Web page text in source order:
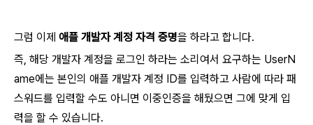
그럼 이제 애플 개발자 계정 자격 증명을 하라고 합니다.
즉, 해당 개발자 계정을 로그인 하라는 소리여서 요구하는 UserN
ame에는 본인의 애플 개발자 계정 ID를 입력하고 사람에 따라 패
스워드를 입력할 수도 아니면 이중인증을 해뒀으면 그에 맞게 입
력을 할 수 있습니다.